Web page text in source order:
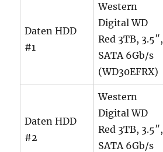
Daten HDD
#1
Western
Digital WD
Red 3TB, 3.5″,
SATA 6Gb/s
(WD30EFRX)
Daten HDD
#2
Western
Digital WD
Red 3TB, 3.5″,
SATA 6Gb/s